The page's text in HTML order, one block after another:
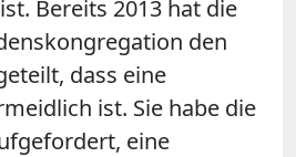
Bereits 2013 hat die
den
dass eine
ist. Sie habe die
eine